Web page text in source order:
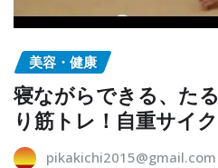
美容・健康
寝ながらできる、た
り筋トレ！自重サイ
pikakichi2015@gmail.com